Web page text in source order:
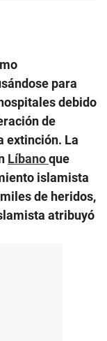
para
debido
de
extinción. La
Líbanoque
islamista
de heridos,
atribuyó